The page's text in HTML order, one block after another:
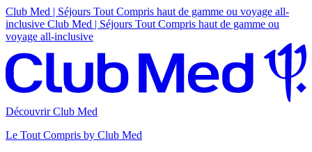
Club Med | Séjours Tout Compris haut de gamme ou voyage all-
inclusive Club Med | Séjours Tout Compris haut de gamme ou
voyage all-inclusive
Découvrir Club Med
Le Tout Compris by Club Med